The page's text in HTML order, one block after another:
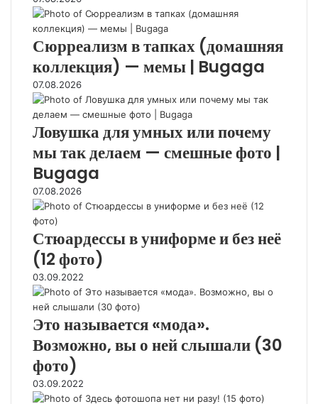
о
з
я
д
н
а
в
е
щ
и
(
2
6
т
о
)
и
о
н
г
о
б
е
з
м
и
я
(
1
4
о
)
Сюрреализм в тапках (домашняя
коллекция) — мемы | Bugaga
07.08.2026
Ловушка для умных или почему
мы так делаем — смешные фото |
Bugaga
07.08.2026
Стюардессы в униформе и без неё
(12 фото)
03.09.2022
Это называется «мода».
Возможно, вы о ней слышали (30
фото)
03.09.2022